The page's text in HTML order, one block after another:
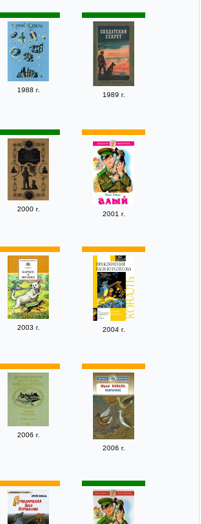
1988 г.
1989 г.
2000 г.
2001 г.
2003 г.
2004 г.
2006 г.
2006 г.